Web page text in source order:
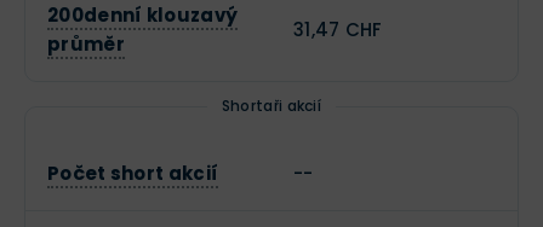
200denní klouzavý
průměr
31,47 CHF
Shortaři akcií
Počet short akcií --